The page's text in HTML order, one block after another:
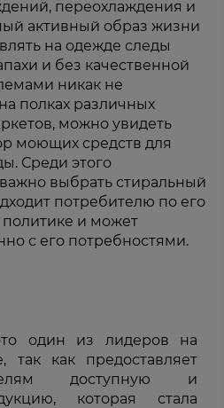
переохлаждения и
активный образ жизни
на одежде следы
и без качественной
никак не
полках различных
можно увидеть
моющих средств для
Среди этого
выбрать стиральный
потребителю по его
и может
с его потребностями.
один из лидеров на
так как предоставляет
доступную и
которая стала